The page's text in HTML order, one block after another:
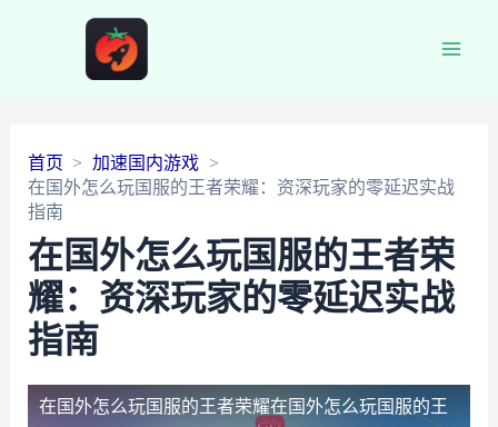
首页
加速国内游戏
在国外怎么玩国服的王者荣耀：资深玩家的零延迟实战
指南
在国外怎么玩国服的王者荣
耀：资深玩家的零延迟实战
指南
在国外怎么玩国服的王者荣耀在国外怎么玩国服的王